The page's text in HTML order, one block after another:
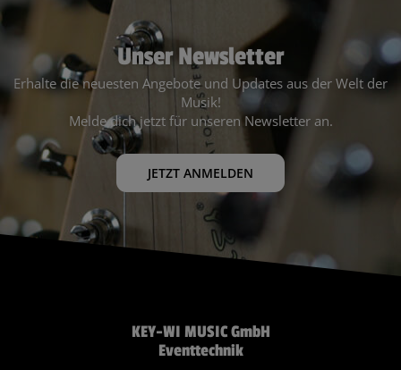
Unser Newsletter
Erhalte die neuesten Angebote und Updates aus der Welt der
Musik!
Melde dich jetzt für unseren Newsletter an.
JETZT ANMELDEN
KEY-WI MUSIC GmbH
Eventtechnik